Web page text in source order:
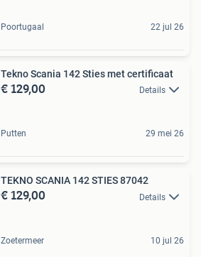
Poortugaal 22 jul 26
Tekno Scania 142 Sties met certificaat
€ 129,00 Details
Putten 29 mei 26
TEKNO SCANIA 142 STIES 87042
€ 129,00 Details
Zoetermeer 10 jul 26